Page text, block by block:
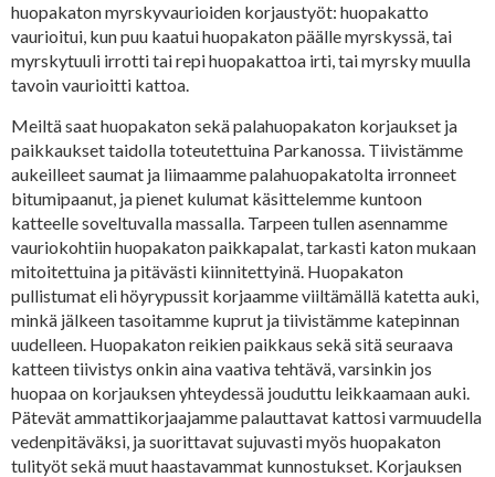
huopakaton myrskyvaurioiden korjaustyöt: huopakatto
vaurioitui, kun puu kaatui huopakaton päälle myrskyssä, tai
myrskytuuli irrotti tai repi huopakattoa irti, tai myrsky muulla
tavoin vaurioitti kattoa.
Meiltä saat huopakaton sekä palahuopakaton korjaukset ja
paikkaukset taidolla toteutettuina Parkanossa. Tiivistämme
aukeilleet saumat ja liimaamme palahuopakatolta irronneet
bitumipaanut, ja pienet kulumat käsittelemme kuntoon
katteelle soveltuvalla massalla. Tarpeen tullen asennamme
vauriokohtiin huopakaton paikkapalat, tarkasti katon mukaan
mitoitettuina ja pitävästi kiinnitettyinä. Huopakaton
pullistumat eli höyrypussit korjaamme viiltämällä katetta auki,
minkä jälkeen tasoitamme kuprut ja tiivistämme katepinnan
uudelleen. Huopakaton reikien paikkaus sekä sitä seuraava
katteen tiivistys onkin aina vaativa tehtävä, varsinkin jos
huopaa on korjauksen yhteydessä jouduttu leikkaamaan auki.
Pätevät ammattikorjaajamme palauttavat kattosi varmuudella
vedenpitäväksi, ja suorittavat sujuvasti myös huopakaton
tulityöt sekä muut haastavammat kunnostukset. Korjauksen